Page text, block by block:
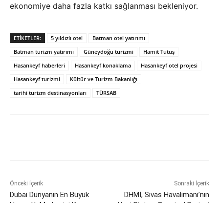
ekonomiye daha fazla katkı sağlanması bekleniyor.
ETIKETLER: 5 yıldızlı otel
Batman otel yatırımı
Batman turizm yatırımı
Güneydoğu turizmi
Hamit Tutuş
Hasankeyf haberleri
Hasankeyf konaklama
Hasankeyf otel projesi
Hasankeyf turizmi
Kültür ve Turizm Bakanlığı
tarihi turizm destinasyonları
TÜRSAB
Önceki İçerik
Dubai Dünyanın En Büyük
Sonraki İçerik
DHMİ, Sivas Havalimanı’nın